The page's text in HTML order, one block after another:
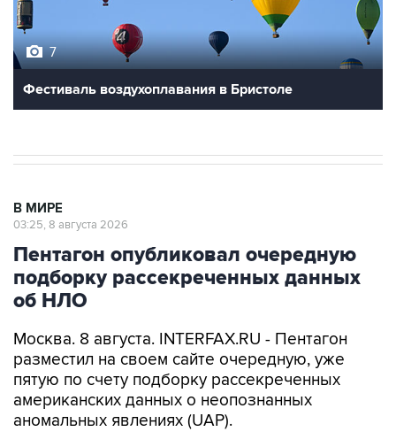
7
Фестиваль воздухоплавания в Бристоле
В МИРЕ
03:25, 8 августа 2026
Пентагон опубликовал очередную
подборку рассекреченных данных
об НЛО
Москва. 8 августа. INTERFAX.RU - Пентагон
разместил на своем сайте очередную, уже
пятую по счету подборку рассекреченных
американских данных о неопознанных
аномальных явлениях (UAP).